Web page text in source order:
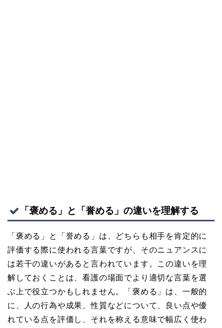
「褒める」と「誉める」の違いを理解する
「褒める」と「誉める」は、どちらも相手を肯定的に
評価する際に使われる言葉ですが、そのニュアンスに
は若干の違いがあると言われています。この違いを理
解しておくことは、看護の場面でより適切な言葉を選
ぶ上で役立つかもしれません。「褒める」は、一般的
に、人の行為や成果、性質などについて、良い点や優
れている点を評価し、それを称える意味で幅広く使わ